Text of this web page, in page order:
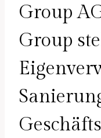
Group
Group